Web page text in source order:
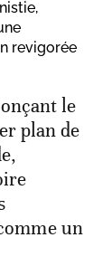
revigorée
le
plan de
un